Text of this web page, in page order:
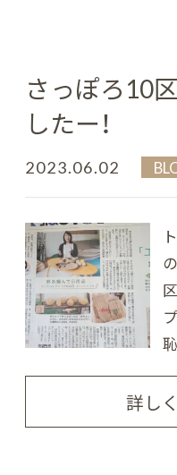
さっぽろ10
したー！
2023.06.02
詳し